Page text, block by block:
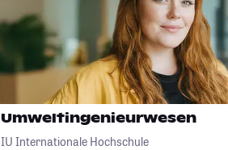
Umweltingenieurwesen
IU Internationale Hochschule